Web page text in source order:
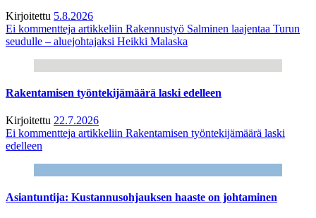
Kirjoitettu 5.8.2026
Ei kommentteja artikkeliin Rakennustyö Salminen laajentaa Turun
seudulle – aluejohtajaksi Heikki Malaska
Rakentamisen työntekijämäärä laski edelleen
Kirjoitettu 22.7.2026
Ei kommentteja artikkeliin Rakentamisen työntekijämäärä laski
edelleen
Asiantuntija: Kustannusohjauksen haaste on johtaminen